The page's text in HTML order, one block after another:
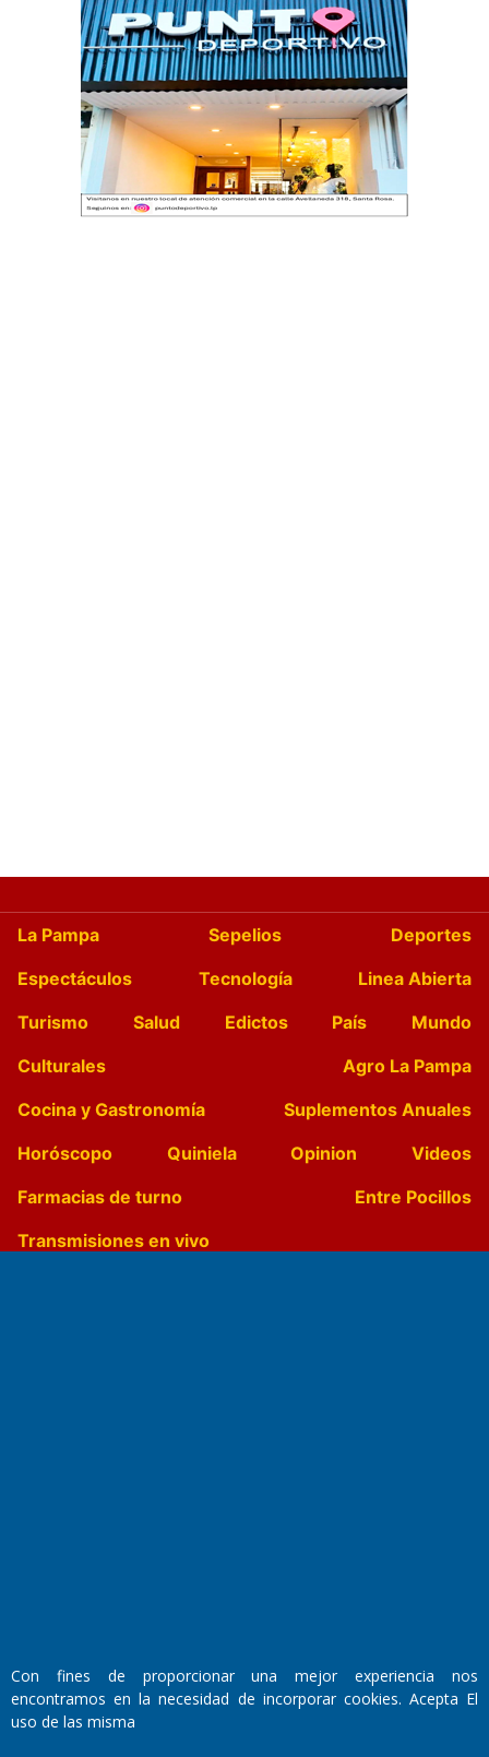
La Pampa Sepelios
Deportes
Espectáculos
Tecnología
Linea Abierta
Turismo
Salud Edictos País
Mundo
Culturales
Agro La Pampa
Cocina y Gastronomía
Suplementos Anuales
Horóscopo
Quiniela Opinion
Videos
Farmacias de turno
Entre Pocillos
Transmisiones en vivo
Propietario: El Diario SRL
Director Periodístico:
Walter René Goñi
Con fines de proporcionar una mejor experiencia nos
encontramos en la necesidad de incorporar cookies. Acepta El
uso de las misma